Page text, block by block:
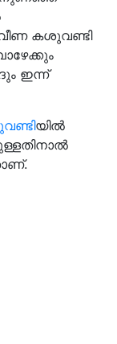
കശുവണ്ടി
ഇന്ന്
യിൽ